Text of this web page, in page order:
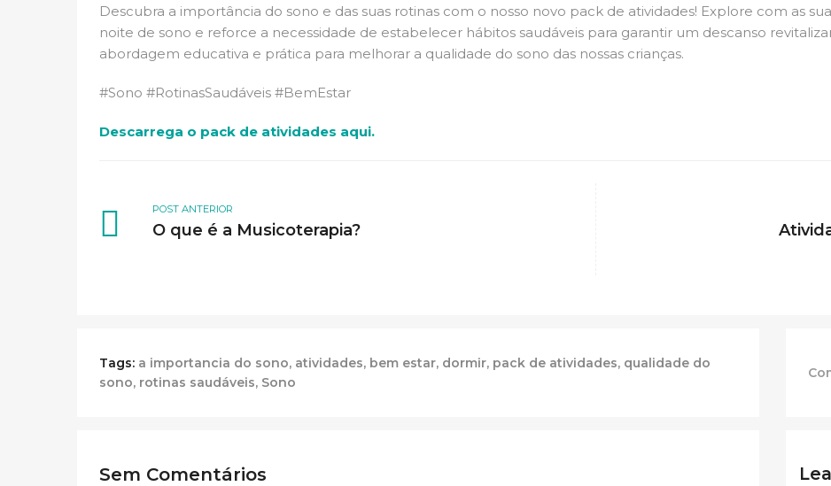
Descubra a importância do sono e das suas rotinas com o nosso novo pack de atividades! Explore com as
noite de sono e reforce a necessidade de estabelecer hábitos saudáveis para garantir um descanso
abordagem educativa e prática para melhorar a qualidade do sono das nossas crianças.
#Sono #RotinasSaudáveis #BemEstar
Descarrega o pack de atividades aqui.
POST ANTERIOR
O que é a Musicoterapia?
Tags: a importancia do sono, atividades, bem estar, dormir, pack de atividades, qualidade do
sono, rotinas saudáveis, Sono
Sem Comentários